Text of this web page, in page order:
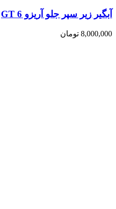
آبگیر زیر سپر جلو آریزو 6 GT
8,000,000 تومان